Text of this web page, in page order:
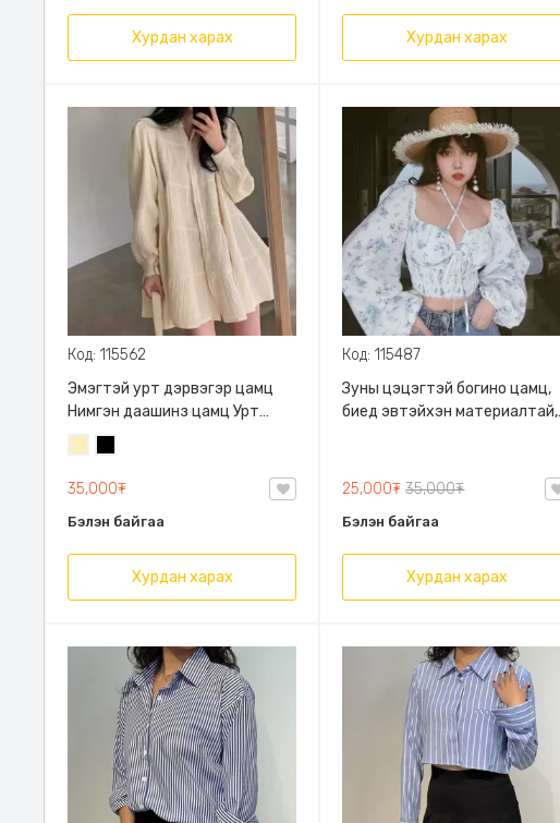
Хурдан харах Хурдан харах
Код: 115562
Эмэгтэй урт дэрвэгэр цамц
Нимгэн даашинз цамц Урт
цамц Эмэгтэй хувцас Эмэгтэй
зуны плаж, Oversize 48-75кг ,
Поло захтай. Сул өмсгөлтэй.
Блонд/
35,000₮
Бэлэн байгаа
Хурдан харах
Код: 115487
Зуны цэцэгтэй богино цамц,
биед эвтэйхэн материалтай,
резинэн оруулгатай.
25,000₮35,000₮
Бэлэн байгаа
Хурдан харах